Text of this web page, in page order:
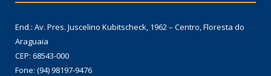
End.: Av. Pres. Juscelino Kubitscheck, 1962 – Centro, Floresta do
Araguaia
CEP: 68543-000
Fone: (94) 98197-9476